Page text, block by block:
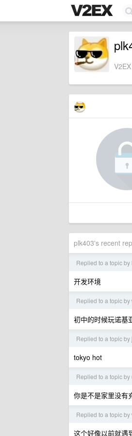
plk403's recent
Replied to a topic by
开发环境
Replied to a topic by
初中的时候玩诺基
Replied to a topic by
tokyo hot
Replied to a topic by
你是不是家里没有
Replied to a topic by
这个好像以前就遇